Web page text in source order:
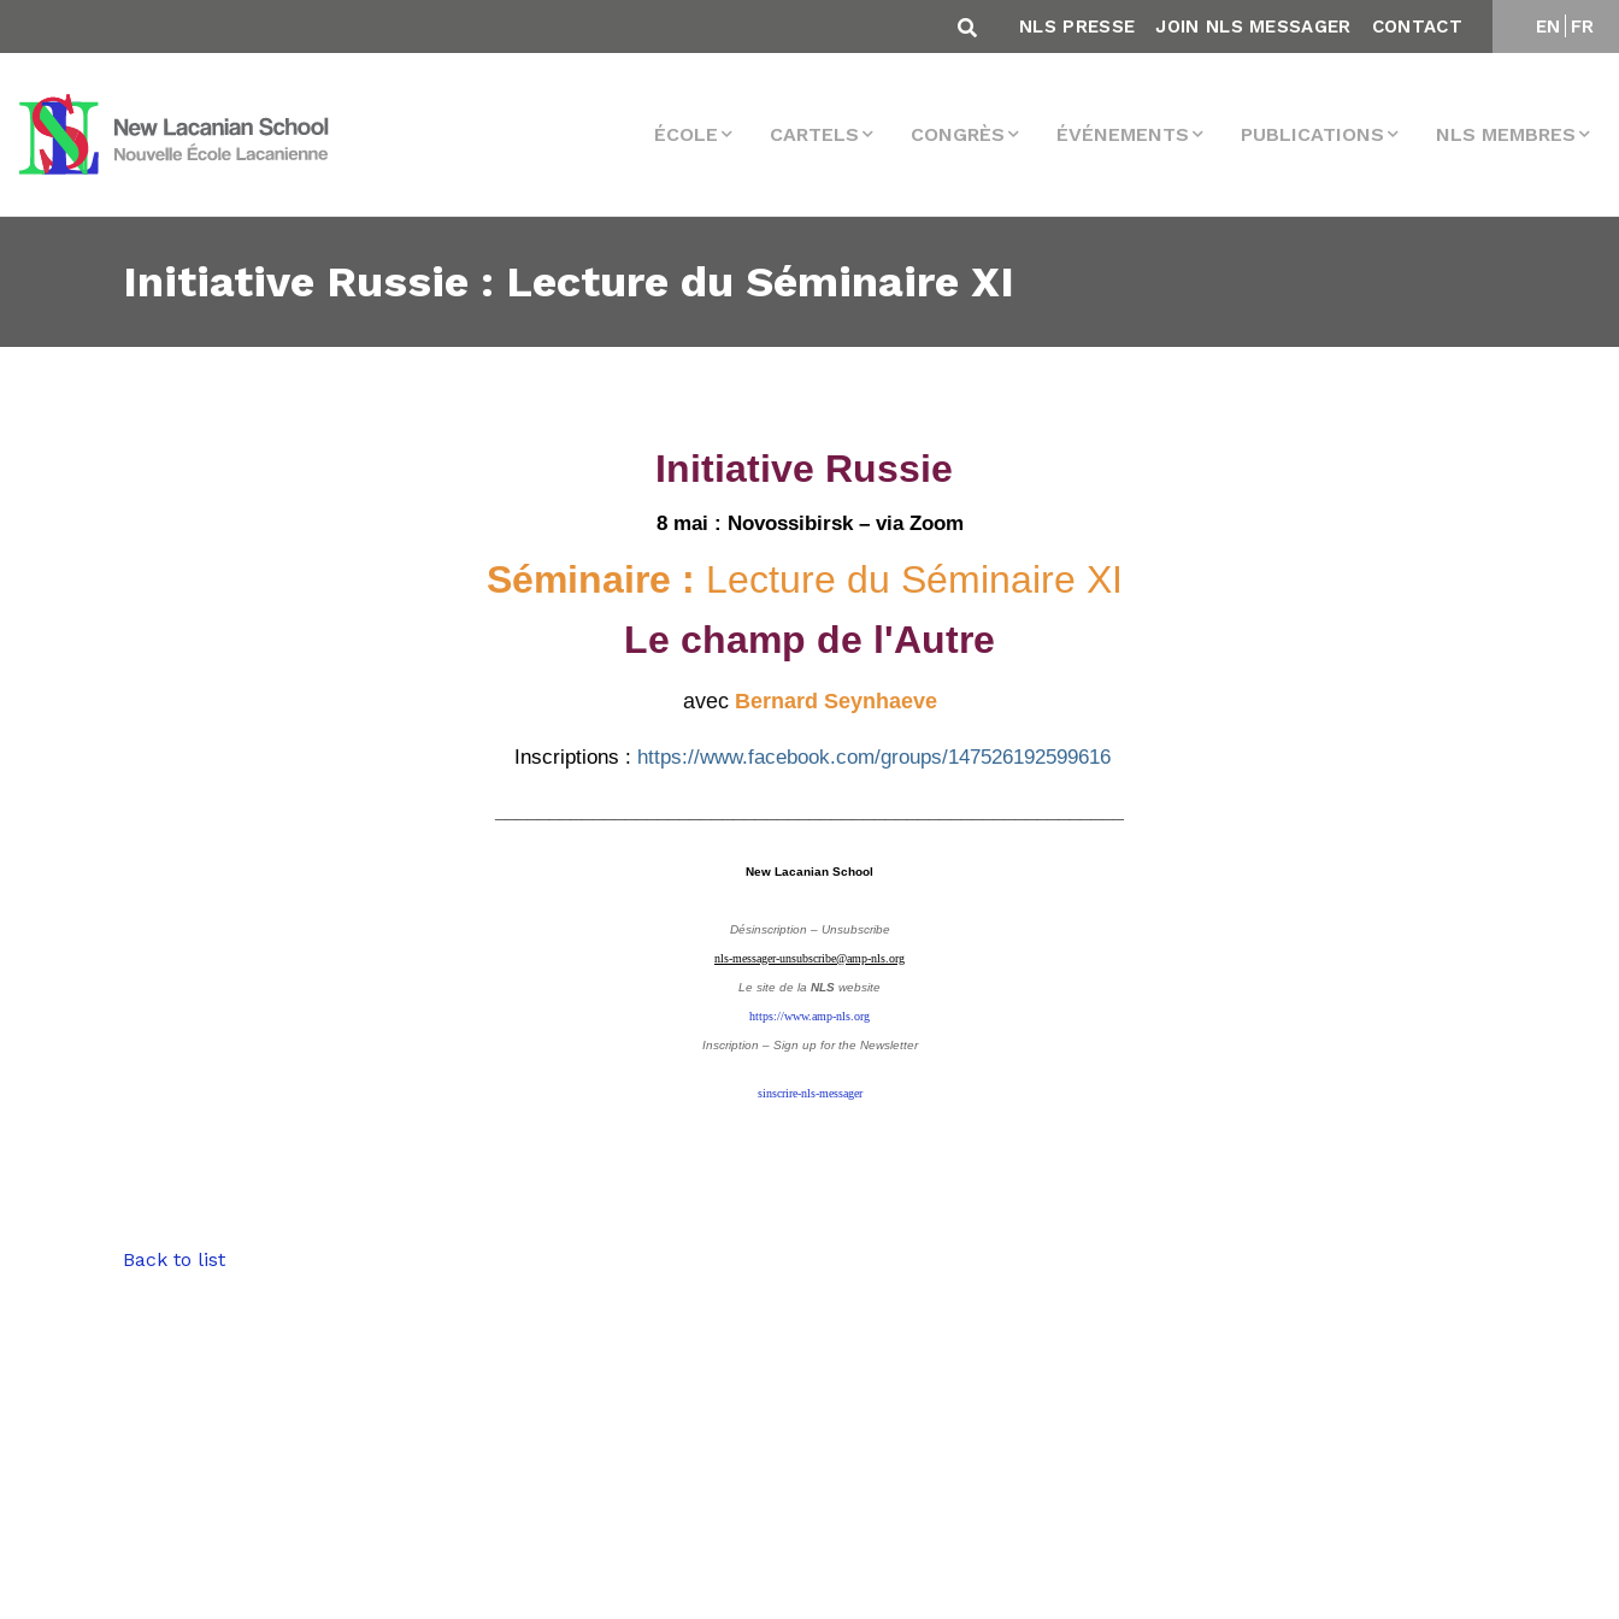
EN FR
NLS PRESSE JOIN NLS MESSAGER CONTACT
ÉCOLE CARTELS CONGRÈS ÉVÉNEMENTS PUBLICATIONS NLS MEMBRES
Initiative Russie : Lecture du Séminaire XI
Initiative Russie
8 mai : Novossibirsk – via Zoom
Séminaire : Lecture du Séminaire XI
Le champ de l'Autre
avec Bernard Seynhaeve
Inscriptions : https://www.facebook.com/groups/147526192599616
New Lacanian School
Désinscription – Unsubscribe
nls-messager-unsubscribe@amp-nls.org
Le site de la NLS website
https://www.amp-nls.org
Inscription – Sign up for the Newsletter
sinscrire-nls-messager
Back to list